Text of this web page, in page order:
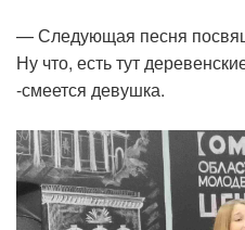
— Следующая песня
Ну что, есть тут
-смеется девушка.